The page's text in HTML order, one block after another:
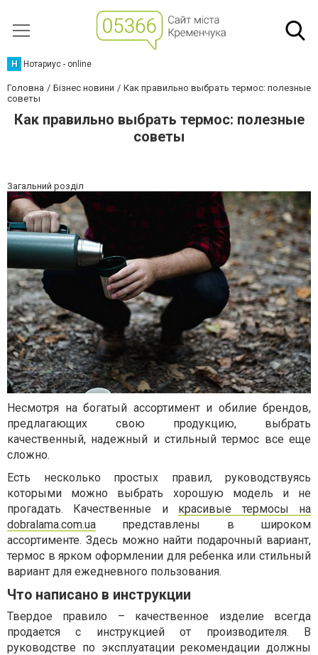
Н Нотариус - online
Головна Бізнес новини
Как правильно выбрать термос: полезные
советы
Как правильно выбрать термос: полезные
советы
Загальний розділ
Несмотря на богатый ассортимент и обилие брендов,
предлагающих свою продукцию, выбрать
качественный, надежный и стильный термос все еще
сложно.
Есть несколько простых правил, руководствуясь
которыми можно выбрать хорошую модель и не
прогадать. Качественные и красивые термосы на
dobralama.com.ua представлены в широком
ассортименте. Здесь можно найти подарочный вариант,
термос в ярком оформлении для ребенка или стильный
вариант для ежедневного пользования.
Что написано в инструкции
Твердое правило – качественное изделие всегда
продается с инструкцией от производителя. В
руководстве по эксплуатации рекомендации должны